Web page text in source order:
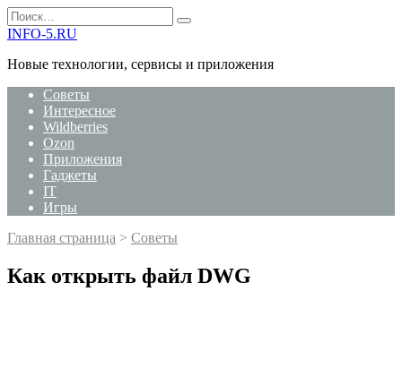
Перейти
к
Search
for:
INFO-5.RU
Новые технологии, сервисы и приложения
Советы
Интересное
Wildberries
Ozon
Приложения
Гаджеты
IT
Игры
Главная страница > Советы
Как открыть файл DWG